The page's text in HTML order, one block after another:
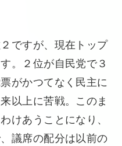
ですが、現在トップ
。２位が自民党で３
がかつてなく民主に
以上に苦戦。このま
けあうことになり、
議席の配分は以前の